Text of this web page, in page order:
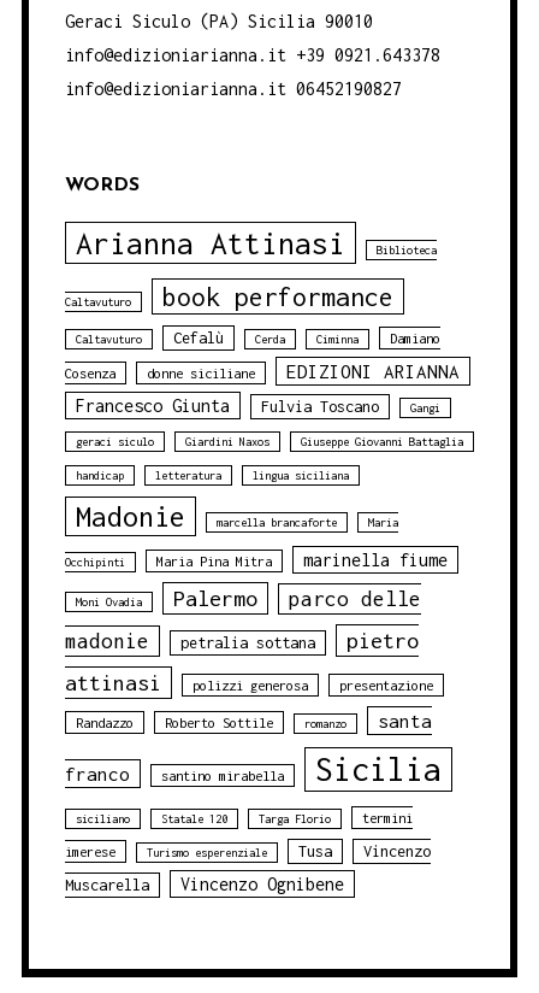
Geraci Siculo (PA) Sicilia 90010
info@edizioniarianna.it +39 0921.643378
info@edizioniarianna.it 06452190827
WORDS
Arianna Attinasi Biblioteca
Caltavuturo book performance
Caltavuturo Cefalù Cerda Ciminna Damiano
Cosenza donne siciliane EDIZIONI ARIANNA
Francesco Giunta Fulvia Toscano Gangi
geraci siculo Giardini Naxos Giuseppe Giovanni Battaglia
handicap letteratura lingua siciliana
Madonie marcella brancaforte Maria
Occhipinti Maria Pina Mitra marinella fiume
Moni Ovadia Palermo
parco delle
madonie
petralia sottana
pietro
attinasi
polizzi generosa presentazione
Randazzo Roberto Sottile romanzo santa
franco santino mirabella Sicilia
siciliano Statale 120 Targa Florio termini
imerese Turismo esperenziale Tusa
Vincenzo
Muscarella
Vincenzo Ognibene